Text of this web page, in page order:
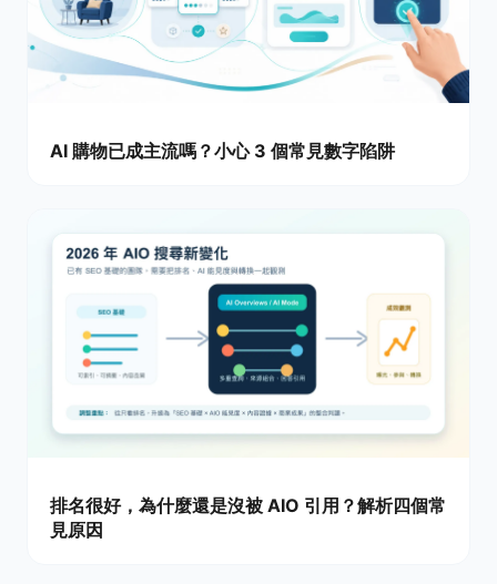
AI 購物已成主流嗎？小心 3 個常見數字陷阱
排名很好，為什麼還是沒被 AIO 引用？解析四個常
見原因